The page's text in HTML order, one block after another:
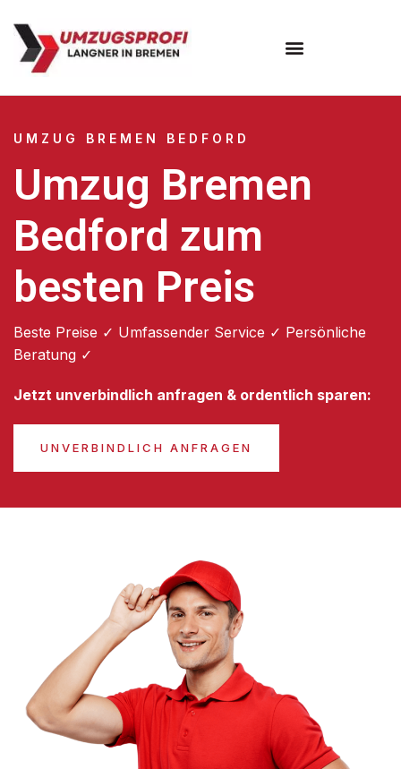
UMZUG BREMEN BEDFORD
Umzug Bremen
Bedford zum
besten Preis
Beste Preise ✓ Umfassender Service ✓ Persönliche
Beratung ✓
Jetzt unverbindlich anfragen & ordentlich sparen:
UNVERBINDLICH ANFRAGEN